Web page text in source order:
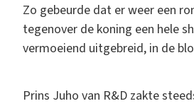
Zo gebeurde dat er weer een
tegenover de koning een hele
vermoeiend uitgebreid, in de
Prins Juho van R&D zakte